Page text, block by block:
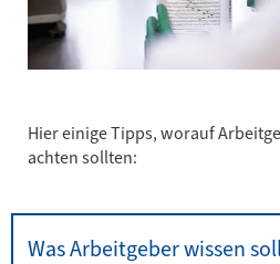
Hier einige Tipps, worauf
achten sollten:
Was Arbeitgeber wissen